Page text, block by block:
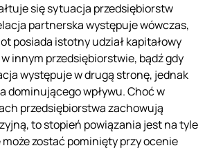
się sytuacja przedsiębiorstw
partnerska występuje wówczas,
posiada istotny udział kapitałowy
innym przedsiębiorstwie, bądź gdy
występuje w drugą stronę, jednak
dominującego wpływu. Choć w
przedsiębiorstwa zachowują
to stopień powiązania jest na tyle
może zostać pominięty przy ocenie